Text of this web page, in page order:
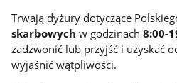
Trwają dyżury dotyczące
skarbowych w godzinach8:00-
zadzwonić lub przyjść i uzyskać
wyjaśnić wątpliwości.